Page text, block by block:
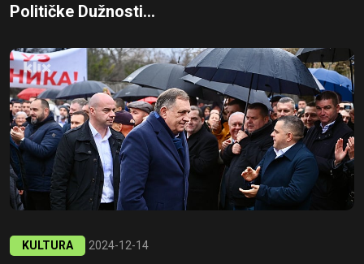
Političke Dužnosti...
KULTURA 2024-12-14